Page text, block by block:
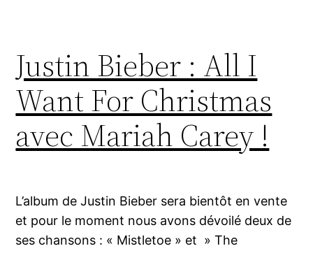
Justin Bieber : All I
Want For Christmas
avec Mariah Carey !
L’album de Justin Bieber sera bientôt en vente
et pour le moment nous avons dévoilé deux de
ses chansons : « Mistletoe » et » The